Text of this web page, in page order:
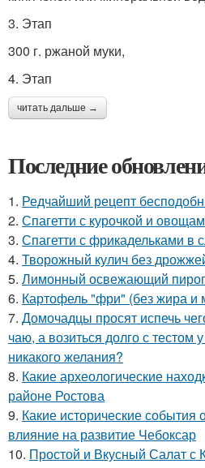
3. Этап
300 г. ржаной муки,
4. Этап
читать дальше →
Последние
1. Редчайший рецепт
2. Спагетти с курочкой и
3. Спагетти с фрикадельками в
4. Творожный кулич без
5. Лимонный освежающий
6. Картофель "фри" (без жира и
7. Домочадцы просят испечь
чаю, а возиться долго с тестом
никакого желания?
8. Какие археологические
районе Ростова
9. Какие исторические события
влияние на развитие Чебоксар
10. Простой и Вкусный Салат с